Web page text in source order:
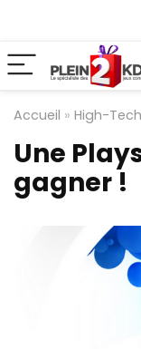
Accueil » High-Tech
Une
gagner !